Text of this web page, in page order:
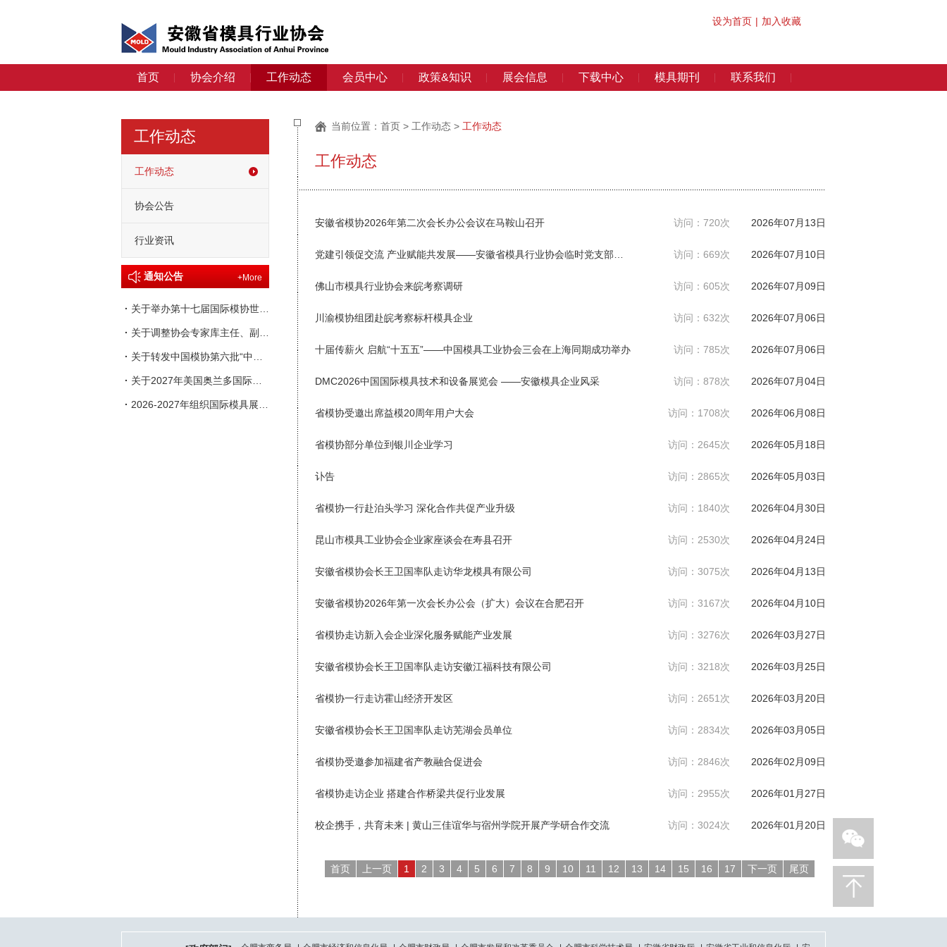
设为首页 | 加入收藏
首页 协会介绍 工作动态 会员中心 政策&知识 展会信息 下载中心 模具期刊 联系我们
工作动态
工作动态
协会公告
行业资讯
+More
通知公告
· 关于举办第十七届国际模协世界大会的通知
· 关于调整协会专家库主任、副主任人选的通知
· 关于转发中国模协第六批“中国模具行业企业信用等级评价”申报工作的通知
· 关于2027年美国奥兰多国际塑料展览会（NPE）参展的邀请函
· 2026-2027年组织国际模具展会一览表
当前位置： 首页 > 工作动态 > 工作动态
工作动态
2026年07月13日
访问：720次
安徽省模协2026年第二次会长办公会议在马鞍山召开
2026年07月10日
访问：669次
2026年07月09日
访问：605次
佛山市模具行业协会来皖考察调研
2026年07月06日
访问：632次
川渝模协组团赴皖考察标杆模具企业
2026年07月06日
访问：785次
十届传薪火 启航“十五五”——中国模具工业协会三会在上海同期成功举办
2026年07月04日
访问：878次
DMC2026中国国际模具技术和设备展览会 ——安徽模具企业风采
2026年06月08日
访问：1708次
省模协受邀出席益模20周年用户大会
2026年05月18日
访问：2645次
省模协部分单位到银川企业学习
2026年05月03日
访问：2865次
讣告
2026年04月30日
访问：1840次
省模协一行赴泊头学习 深化合作共促产业升级
2026年04月24日
访问：2530次
昆山市模具工业协会企业家座谈会在寿县召开
2026年04月13日
访问：3075次
安徽省模协会长王卫国率队走访华龙模具有限公司
2026年04月10日
访问：3167次
安徽省模协2026年第一次会长办公会（扩大）会议在合肥召开
2026年03月27日
访问：3276次
省模协走访新入会企业深化服务赋能产业发展
2026年03月25日
访问：3218次
安徽省模协会长王卫国率队走访安徽江福科技有限公司
2026年03月20日
访问：2651次
省模协一行走访霍山经济开发区
2026年03月05日
访问：2834次
安徽省模协会长王卫国率队走访芜湖会员单位
2026年02月09日
访问：2846次
省模协受邀参加福建省产教融合促进会
2026年01月27日
访问：2955次
省模协走访企业 搭建合作桥梁共促行业发展
2026年01月20日
访问：3024次
校企携手，共育未来 | 黄山三佳谊华与宿州学院开展产学研合作交流
首页 上一页 1 2 3 4 5 6 7 8 9 10 11 12 13 14 15 16 17 下一页 尾页